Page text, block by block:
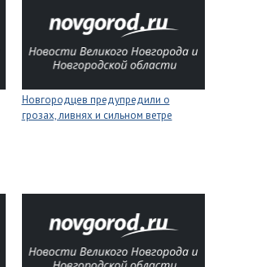
Новгородцев предупредили о
грозах, ливнях и сильном ветре